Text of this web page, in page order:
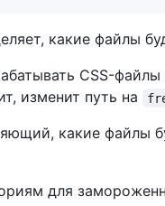
какие файлы
CSS-
изменит путь на
какие файлы
для